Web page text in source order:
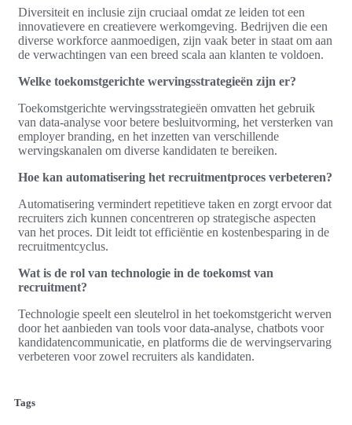
Diversiteit en inclusie zijn cruciaal omdat ze leiden tot een
innovatievere en creatievere werkomgeving. Bedrijven die een
diverse workforce aanmoedigen, zijn vaak beter in staat om aan
de verwachtingen van een breed scala aan klanten te voldoen.
Welke toekomstgerichte wervingsstrategieën zijn er?
Toekomstgerichte wervingsstrategieën omvatten het gebruik
van data-analyse voor betere besluitvorming, het versterken van
employer branding, en het inzetten van verschillende
wervingskanalen om diverse kandidaten te bereiken.
Hoe kan automatisering het recruitmentproces verbeteren?
Automatisering vermindert repetitieve taken en zorgt ervoor dat
recruiters zich kunnen concentreren op strategische aspecten
van het proces. Dit leidt tot efficiëntie en kostenbesparing in de
recruitmentcyclus.
Wat is de rol van technologie in de toekomst van
recruitment?
Technologie speelt een sleutelrol in het toekomstgericht werven
door het aanbieden van tools voor data-analyse, chatbots voor
kandidatencommunicatie, en platforms die de wervingservaring
verbeteren voor zowel recruiters als kandidaten.
Tags